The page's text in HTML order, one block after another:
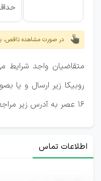
حداقل
در صورت مشاهده ناقص،
متقاضیان واجد شرایط
۱۶ عصر به آدرس زیر مراجعه نمایند.
اطلاعات تماس